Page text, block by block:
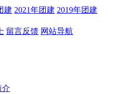
建 2021年团建 2019年团建
留言反馈 网站导航
介